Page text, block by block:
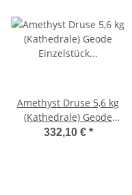
Amethyst Druse 5,6 kg
(Kathedrale) Geode
Einzelstück Geschenk
332,10 € *